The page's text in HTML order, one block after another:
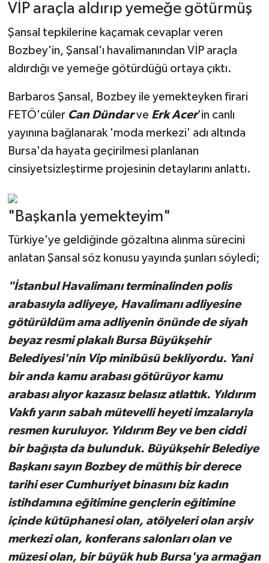
VİP araçla aldırıp yemeğe götürmüş
Şansal tepkilerine kaçamak cevaplar veren
Bozbey'in, Şansal'ı havalimanından VİP araçla
aldırdığı ve yemeğe götürdüğü ortaya çıktı.
Barbaros Şansal, Bozbey ile yemekteyken firari
FETÖ'cüler Can Dündarve Erk Acer'in canlı
yayınına bağlanarak 'moda merkezi' adı altında
Bursa'da hayata geçirilmesi planlanan
cinsiyetsizleştirme projesinin detaylarını anlattı.
"Başkanla yemekteyim"
Türkiye'ye geldiğinde gözaltına alınma sürecini
anlatan Şansal söz konusu yayında şunları söyledi;
"İstanbul Havalimanı terminalinden polis
arabasıyla adliyeye, Havalimanı adliyesine
götürüldüm ama adliyenin önünde de siyah
beyaz resmi plakalı Bursa Büyükşehir
Belediyesi'nin Vip minibüsü bekliyordu. Yani
bir anda kamu arabası götürüyor kamu
arabası alıyor kazasız belasız atlattık. Yıldırım
Vakfı yarın sabah mütevelli heyeti imzalarıyla
resmen kuruluyor. Yıldırım Bey ve ben ciddi
bir bağışta da bulunduk. Büyükşehir Belediye
Başkanı sayın Bozbey de müthiş bir derece
tarihi eser Cumhuriyet binasını biz kadın
istihdamına eğitimine gençlerin eğitimine
içinde kütüphanesi olan, atölyeleri olan arşiv
merkezi olan, konferans salonları olan ve
müzesi olan, bir büyük hub Bursa'ya armağan